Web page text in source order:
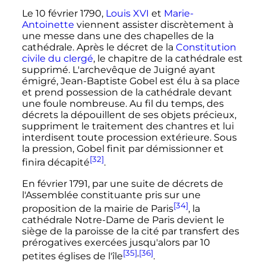
Le 10 février 1790, Louis XVI et Marie-
Antoinette viennent assister discrètement à
une messe dans une des chapelles de la
cathédrale. Après le décret de la Constitution
civile du clergé, le chapitre de la cathédrale est
supprimé. L'archevêque de Juigné ayant
émigré, Jean-Baptiste Gobel est élu à sa place
et prend possession de la cathédrale devant
une foule nombreuse. Au fil du temps, des
décrets la dépouillent de ses objets précieux,
suppriment le traitement des chantres et lui
interdisent toute procession extérieure. Sous
la pression, Gobel finit par démissionner et
finira décapité[32].
En février 1791, par une suite de décrets de
l'Assemblée constituante pris sur une
proposition de la mairie de Paris[34], la
cathédrale Notre-Dame de Paris devient le
siège de la paroisse de la cité par transfert des
prérogatives exercées jusqu'alors par 10
petites églises de l'île[35],[36].